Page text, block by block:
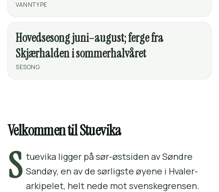
VANNTYPE
Hovedsesong juni–august; ferge fra
Skjærhalden i sommerhalvåret
SESONG
Velkommen til Stuevika
S tuevika ligger på sør-østsiden av Søndre
Sandøy, en av de sørligste øyene i Hvaler-
arkipelet, helt nede mot svenskegrensen.